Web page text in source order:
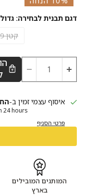
דגם תבנית לבחירה: גדול 18 ס"מ
קטן 9 ס"מ
איסוף עצמי זמין ב-
24 hours
פרטי הסניף
המותגים המובילים
בארץ